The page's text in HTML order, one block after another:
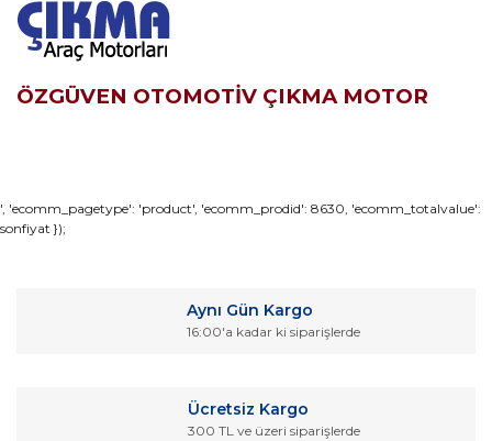
ÖZGÜVEN OTOMOTİV ÇIKMA MOTOR
Yorum Yaz
Bu ürünün fiyat bilgisi, resim, ürün açıklamalarında ve diğer
konularda yetersiz gördüğünüz noktaları öneri formunu
Ürün resmi kalitesiz, bozuk veya görüntülenemiyor.
Ürün fiyatı diğer sitelerden daha pahalı.
', 'ecomm_pagetype': 'product', 'ecomm_prodid': 8630, 'ecomm_totalvalue':
sonfiyat });
Aynı Gün Kargo
16:00'a kadar ki siparişlerde
Ücretsiz Kargo
300 TL ve üzeri siparişlerde